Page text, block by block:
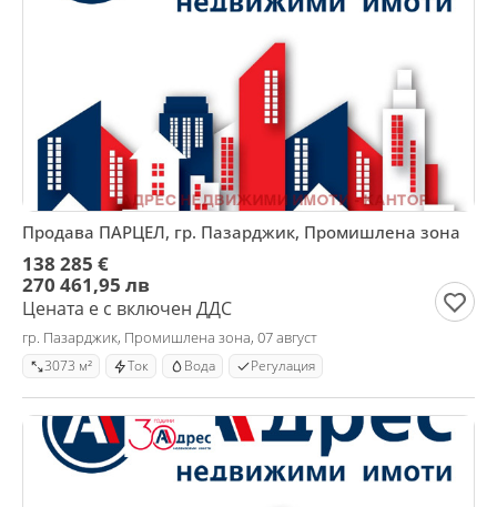
Продава ПАРЦЕЛ, гр. Пазарджик, Промишлена зона
138 285 €
270 461,95 лв
Цената е с включен ДДС
гр. Пазарджик, Промишлена зона, 07 август
3073 м² Ток Вода Регулация